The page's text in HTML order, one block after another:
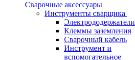
Сварочные аксессуары
Инструменты сварщика
Электрододержатели
Клеммы заземления
Сварочный кабель
Инструмент и
вспомогательное